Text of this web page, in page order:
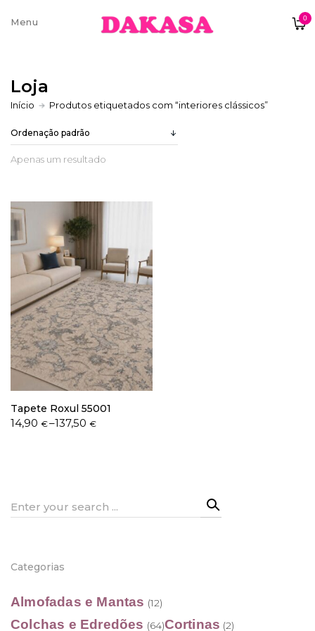
0
Sobre nós
Contatos e moradas
Termos e condições
Política de Privacidade
Loja
Início Produtos etiquetados com “interiores clássicos”
Apenas um resultado
Tapete Roxul 55001
14,90 €–137,50€
Price
Search
Categorias
Almofadas e Mantas (12)
Colchas e Edredões (64)Cortinas (2)